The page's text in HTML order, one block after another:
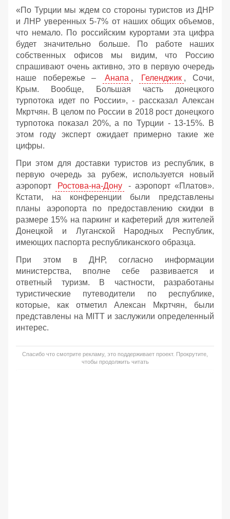
«По Турции мы ждем со стороны туристов из ДНР
и ЛНР уверенных 5-7% от наших общих объемов,
что немало. По российским курортами эта цифра
будет значительно больше. По работе наших
собственных офисов мы видим, что Россию
спрашивают очень активно, это в первую очередь
наше побережье –
Анапа , Геленджик , Сочи,
Крым. Вообще, Большая часть донецкого
турпотока идет по России», - рассказал Алексан
Мкртчян. В целом по России в 2018 рост донецкого
турпотока показал 20%, а по Турции - 13-15%. В
этом году эксперт ожидает примерно такие же
цифры.
При этом для доставки туристов из республик, в
первую очередь за рубеж, используется новый
аэропорт
Ростова-на-Дону
- аэропорт «Платов».
Кстати, на конференции были представлены
планы аэропорта по предоставлению скидки в
размере 15% на паркинг и кафетерий для жителей
Донецкой и Луганской Народных Республик,
имеющих паспорта республиканского образца.
При этом в ДНР, согласно информации
министерства, вполне себе развивается и
ответный туризм. В частности, разработаны
туристические путеводители по республике,
которые, как отметил Алексан Мкртчян, были
представлены на MITT и заслужили определенный
интерес.
Спасибо что смотрите рекламу, это поддерживает проект. Прокрутите,
чтобы продолжить читать